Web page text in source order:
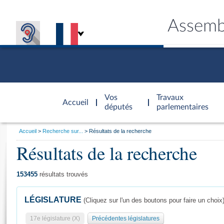
Accueil
d'accueil
Vos
députés
Travaux
parlementaires
Général
Vous
Accueil Recherche sur... Résultats de la recherche
Résultats de la recherche
153455 résultats trouvés
LÉGISLATURE (Cliquez sur l'un des boutons pour faire un choix)
17e législature (X) Précédentes législatures